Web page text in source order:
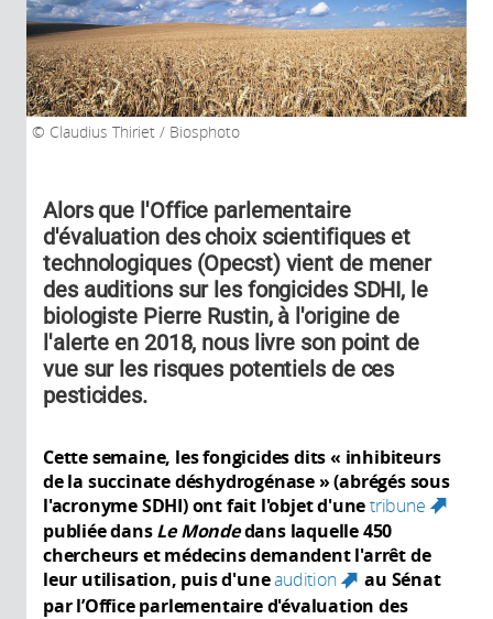
Claudius Thiriet / Biosphoto
Alors que l'Office parlementaire
d'évaluation des choix scientifiques et
technologiques (Opecst) vient de mener
des auditions sur les fongicides SDHI, le
biologiste Pierre Rustin, à l'origine de
l'alerte en 2018, nous livre son point de
vue sur les risques potentiels de ces
pesticides.
Cette semaine, les fongicides dits « inhibiteurs
de la succinate déshydrogénase » (abrégés sous
l'acronyme SDHI) ont fait l'objet d'unetribune
(link
publiée dansLe Mondedans laquelle 450
chercheurs et médecins demandent l'arrêt de
leur utilisation, puis d'uneaudition
(link is
external)
au Sénat
par l’Office parlementaire d'évaluation des